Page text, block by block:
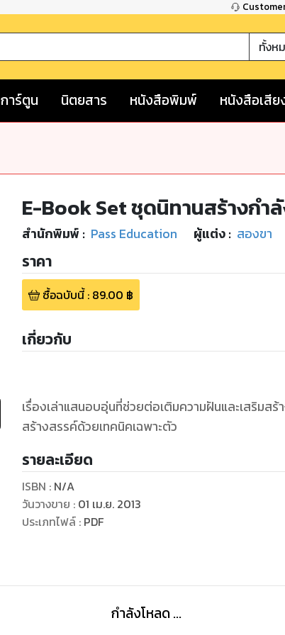
ทั้งห
การ์ตูน นิตยสาร หนังสือพิมพ์ หนังสือเสีย
E-Book Set ชุดนิทานสร้างกำลั
สำนักพิมพ์ : Pass Education ผู้แต่ง : สองขา
ราคา
ซื้อฉบับนี้: 89.00 ฿
เกี่ยวกับ
เรื่องเล่าแสนอบอุ่นที่ช่วยต่อเติมความฝันและเสริมส
สร้างสรรค์ด้วยเทคนิคเฉพาะตัว
รายละเอียด
ISBN : N/A
วันวางขาย : 01 เม.ย. 2013
ประเภทไฟล์: PDF
กำลังโหลด ...